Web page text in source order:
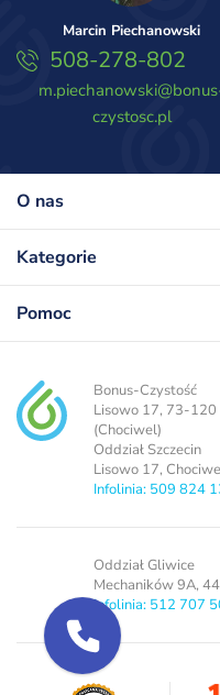
Marcin Piechanowski
508-278-802
czystosc.pl
O nas
Kategorie
Pomoc
Bonus-Czystość
Lisowo 17, 73-120
(Chociwel)
Oddział Szczecin
Lisowo 17,
Infolinia: 509 824
Oddział Gliwice
Mechaników 9A,
Infolinia: 512 707